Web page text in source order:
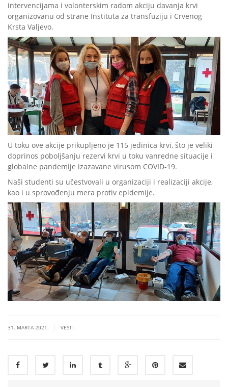
intervencijama i volonterskim radom akciju davanja krvi
organizovanu od strane Instituta za transfuziju i Crvenog
Krsta Valjevo.
U toku ove akcije prikupljeno je 115 jedinica krvi, što je veliki
doprinos poboljšanju rezervi krvi u toku vanredne situacije i
globalne pandemije izazavane virusom COVID-19.
Naši studenti su učestvovali u organizaciji i realizaciji akcije,
kao i u sprovođenju mera protiv epidemije.
31. MARTA 2021. VESTI